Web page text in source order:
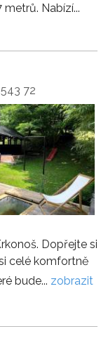
metrů. Nabízí...
72
Dopřejte si
celé komfortně
bude... zobrazit